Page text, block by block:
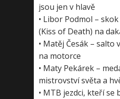
jsou jen v hlavě
• Libor Podmol –
(Kiss of Death) na
• Matěj Česák – salto
na motorce
• Maty Pekárek –
mistrovství světa a
• MTB jezdci, kteří se